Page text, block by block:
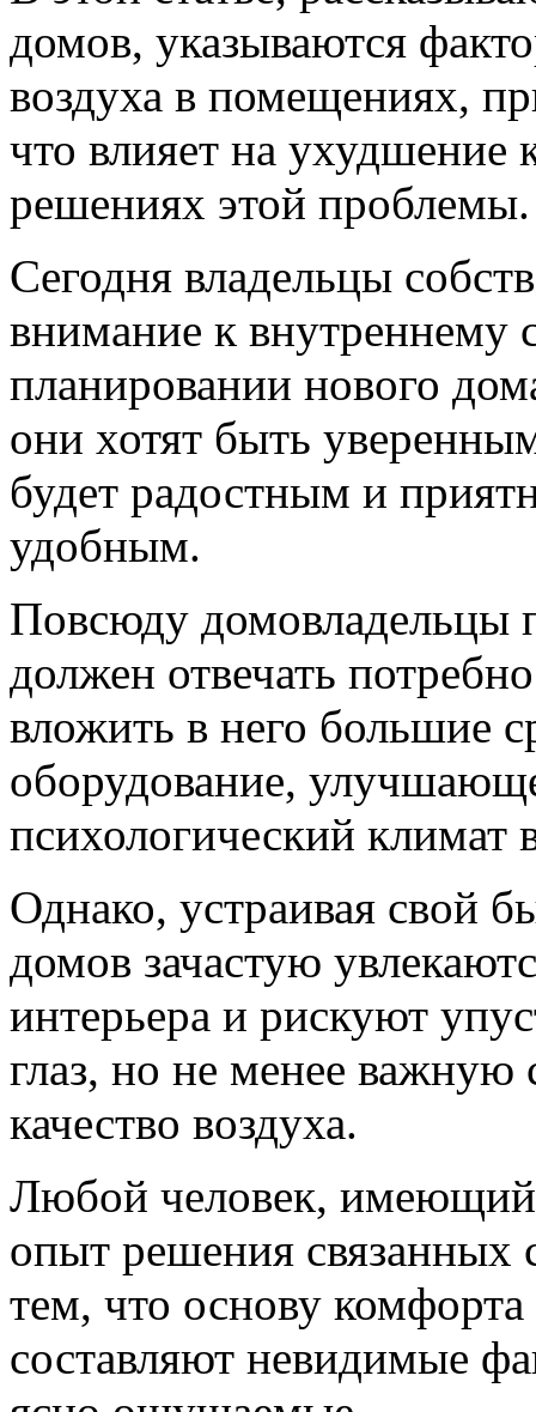
домов, указываются
воздуха в помещениях,
что влияет на ухудшение
решениях этой проблемы.
Сегодня владельцы
внимание к
планировании нового
они хотят быть
будет радостным и
удобным.
Повсюду домовладельцы
должен отвечать
вложить в него большие
оборудование,
психологический климат
Однако, устраивая свой
домов зачастую
интерьера и рискуют
глаз, но не менее
качество воздуха.
Любой человек,
опыт решения связанных
тем, что основу
составляют невидимые